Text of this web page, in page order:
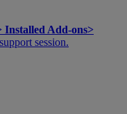
Installed Add-ons>
session.